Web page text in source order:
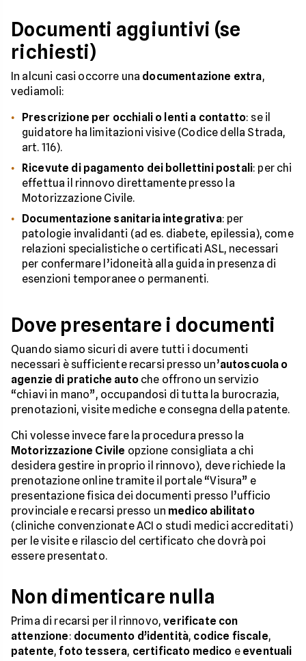
Documenti aggiuntivi (se
richiesti)
In alcuni casi occorre una documentazione extra,
vediamoli:
Prescrizione per occhiali o lenti a contatto: se il
guidatore ha limitazioni visive (Codice della Strada,
art. 116).
Ricevute di pagamento dei bollettini postali: per chi
effettua il rinnovo direttamente presso la
Motorizzazione Civile.
Documentazione sanitaria integrativa: per
patologie invalidanti (ad es. diabete, epilessia), come
relazioni specialistiche o certificati ASL, necessari
per confermare l’idoneità alla guida in presenza di
esenzioni temporanee o permanenti.
Dove presentare i documenti
Quando siamo sicuri di avere tutti i documenti
necessari è sufficiente recarsi presso un’autoscuola o
agenzie di pratiche autoche offrono un servizio
“chiavi in mano”, occupandosi di tutta la burocrazia,
prenotazioni, visite mediche e consegna della patente.
Chi volesse invece fare la procedura presso la
Motorizzazione Civile opzione consigliata a chi
desidera gestire in proprio il rinnovo), deve richiede la
prenotazione online tramite il portale “Visura” e
presentazione fisica dei documenti presso l’ufficio
provinciale e recarsi presso un medico abilitato
(cliniche convenzionate ACI o studi medici accreditati)
per le visite e rilascio del certificato che dovrà poi
essere presentato.
Non dimenticare nulla
Prima di recarsi per il rinnovo,verificate con
attenzione: documento d’identità, codice fiscale,
patente,foto tessera, certificato medico e eventuali